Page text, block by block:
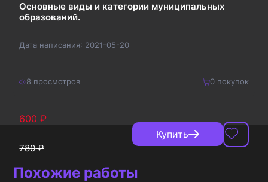
Основные виды и категории муниципальных
образований.
Дата написания: 2021-05-20
8 просмотров 0покупок
600 ₽
780₽
Купить
Похожие работы